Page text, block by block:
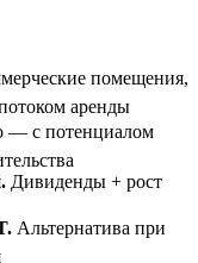
помещения,
аренды
— с потенциалом
Дивиденды + рост
Альтернатива при